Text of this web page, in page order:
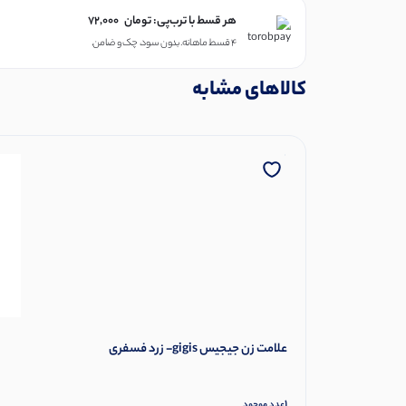
هر قسط با ترب‌پی: 72,000 تومان
۴ قسط ماهانه. بدون سود، چک و ضامن.
کالاهای مشابه
علامت زن جیجیس gigis- زرد فسفری